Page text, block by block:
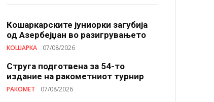
Кошаркарските јуниорки загубија
од Азербејџан во разигрувањето
КОШАРКА 07/08/2026
Струга подготвена за 54-то
издание на ракометниот турнир
РАКОМЕТ 07/08/2026